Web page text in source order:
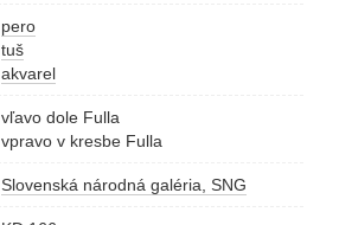
pero
tuš
akvarel
vľavo dole Fulla
vpravo v kresbe Fulla
Slovenská národná galéria, SNG